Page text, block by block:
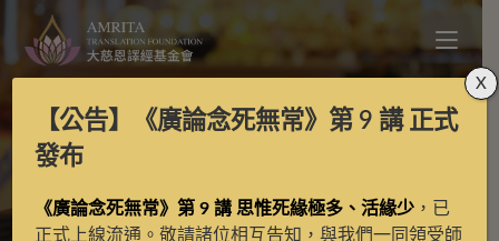
> 禮讚部 > 第4頁
【公告】 《廣論念死無常》第 9 講正式
發布
《廣論念死無常》第 9 講 思惟死緣極多、活緣少 ，已
正式上線流通。敬請諸位相互告知，與我們一同領受師
X